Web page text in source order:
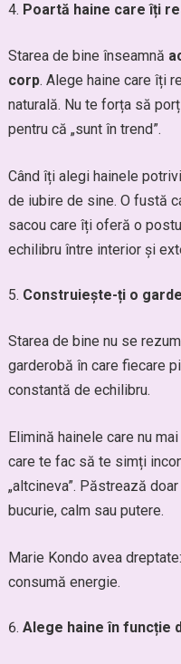
Poartă haine care îți
Starea de bine înseamnă
corp. Alege haine care îți
naturală. Nu te forța să
pentru că „sunt în trend”.
Când îți alegi hainele
de iubire de sine. O fustă
sacou care îți oferă o
echilibru între interior și
Construiește-ți o
Starea de bine nu se
garderobă în care fiecare
constantă de echilibru.
Elimină hainele care nu
care te fac să te simți
„altcineva”. Păstrează
bucurie, calm sau putere.
Marie Kondo avea
consumă energie.
Alege haine în funcție